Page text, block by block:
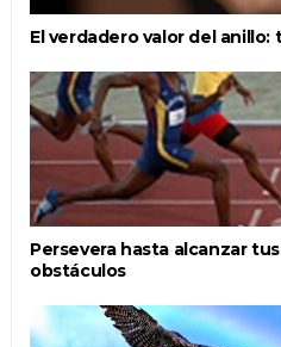
El verdadero valor del anillo:
Persevera hasta alcanzar
obstáculos